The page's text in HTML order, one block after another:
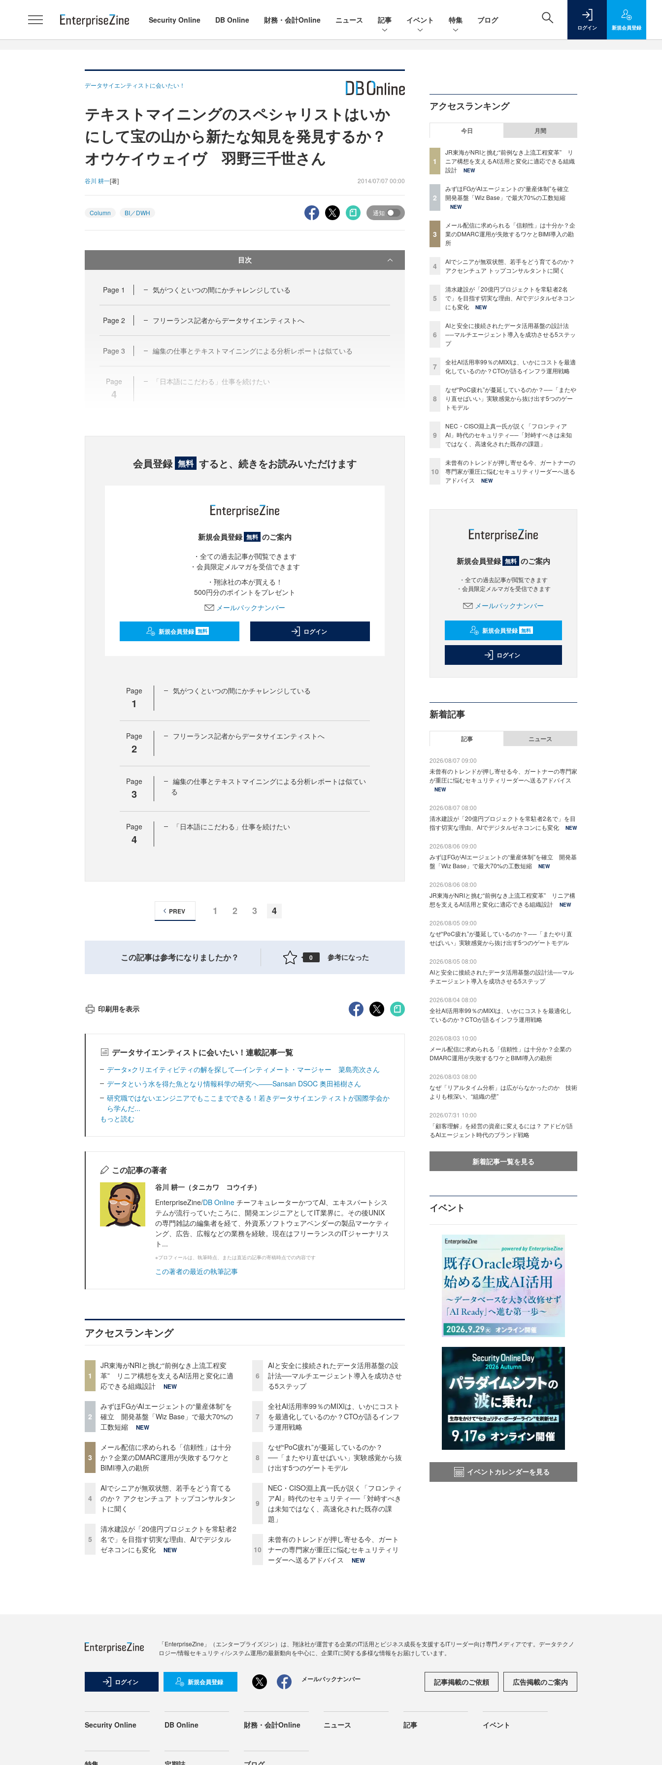
Security Online DB Online 財務・会計Online ニュース 記事 イベント 特集 ブログ
ログイン 新規会員登録
データサイエンティストに会いたい！
テキストマイニングのスペシャリストはいか
にして宝の山から新たな知見を発見するか？
オウケイウェイヴ 羽野三千世さん
谷川 耕一[著] 2014/07/07 00:00
Column BI／DWH 通知
目次
Page 1 気がつくといつの間にかチャレンジしている
Page 2 フリーランス記者からデータサイエンティストへ
Page 3 編集の仕事とテキストマイニングによる分析レポートは似ている
Page
4
「日本語にこだわる」仕事を続けたい
会員登録 無料 すると、続きをお読みいただけます
新規会員登録 無料 のご案内
・全ての過去記事が閲覧できます
・会員限定メルマガを受信できます
・翔泳社の本が買える！
500円分のポイントをプレゼント
メールバックナンバー
新規会員登録 無料 ログイン
Page
1
気がつくといつの間にかチャレンジしている
Page
2
フリーランス記者からデータサイエンティストへ
Page
3
編集の仕事とテキストマイニングによる分析レポートは似てい
る
Page
4
「日本語にこだわる」仕事を続けたい
1 2 3 4
PREV
この記事は参考になりましたか？ 0 参考になった
印刷用を表示
データサイエンティストに会いたい！連載記事一覧
データ×クリエイティビティの解を探して―インティメート・マージャー 簗島亮次さん
データという水を得た魚となり情報科学の研究へ――Sansan DSOC 奥田裕樹さん
研究職ではないエンジニアでもここまでできる！若きデータサイエンティストが国際学会か
ら学んだ...
もっと読む
この記事の著者
谷川 耕一（タニカワ コウイチ）
EnterpriseZine/DB Online チーフキュレーターかつてAI、エキスパートシス
テムが流行っていたころに、開発エンジニアとしてIT業界に。その後UNIX
の専門雑誌の編集者を経て、外資系ソフトウェアベンダーの製品マーケティ
ング、広告、広報などの業務を経験。現在はフリーランスのITジャーナリス
ト...
※プロフィールは、執筆時点、または直近の記事の寄稿時点での内容です
この著者の最近の執筆記事
アクセスランキング
1
JR東海がNRIと挑む“前例なき上流工程変
革” リニア構想を支えるAI活用と変化に適
応できる組織設計
NEW
2
みずほFGがAIエージェントの“量産体制”を
確立 開発基盤「Wiz Base」で最大70%の
工数短縮
NEW
3
メール配信に求められる「信頼性」は十分
か？企業のDMARC運用が失敗するワケと
BIMI導入の勘所
4
AIでシニアが無双状態、若手をどう育てる
のか？ アクセンチュア トップコンサルタン
トに聞く
5
清水建設が「20億円プロジェクトを常駐者2
名で」を目指す切実な理由、AIでデジタル
ゼネコンにも変化
NEW
6
AIと安全に接続されたデータ活用基盤の設
計法──マルチエージェント導入を成功させ
る5ステップ
7
全社AI活用率99％のMIXIは、いかにコスト
を最適化しているのか？CTOが語るインフ
ラ運用戦略
8
なぜ“PoC疲れ”が蔓延しているのか？
──「またやり直せばいい」実験感覚から抜
け出す5つのゲートモデル
9
NEC・CISO淵上真一氏が説く「フロンティ
アAI」時代のセキュリティ──「対峙すべき
は未知ではなく、高速化された既存の課
題」
10
未曾有のトレンドが押し寄せる今、ガート
ナーの専門家が重圧に悩むセキュリティリ
ーダーへ送るアドバイス
NEW
アクセスランキング
今日 月間
1
JR東海がNRIと挑む“前例なき上流工程変革” リ
ニア構想を支えるAI活用と変化に適応できる組織
設計
NEW
2
みずほFGがAIエージェントの“量産体制”を確立
開発基盤「Wiz Base」で最大70%の工数短縮
NEW
3
メール配信に求められる「信頼性」は十分か？企
業のDMARC運用が失敗するワケとBIMI導入の勘
所
4
AIでシニアが無双状態、若手をどう育てるのか？
アクセンチュア トップコンサルタントに聞く
5
清水建設が「20億円プロジェクトを常駐者2名
で」を目指す切実な理由、AIでデジタルゼネコン
にも変化
NEW
6
AIと安全に接続されたデータ活用基盤の設計法
──マルチエージェント導入を成功させる5ステッ
プ
7
全社AI活用率99％のMIXIは、いかにコストを最適
化しているのか？CTOが語るインフラ運用戦略
8
なぜ“PoC疲れ”が蔓延しているのか？──「またや
り直せばいい」実験感覚から抜け出す5つのゲー
トモデル
9
NEC・CISO淵上真一氏が説く「フロンティア
AI」時代のセキュリティ──「対峙すべきは未知
ではなく、高速化された既存の課題」
10
未曾有のトレンドが押し寄せる今、ガートナーの
専門家が重圧に悩むセキュリティリーダーへ送る
アドバイス
NEW
新規会員登録 無料 のご案内
・全ての過去記事が閲覧できます
・会員限定メルマガを受信できます
メールバックナンバー
新規会員登録 無料
ログイン
新着記事
記事 ニュース
2026/08/07 09:00
未曾有のトレンドが押し寄せる今、ガートナーの専門家
が重圧に悩むセキュリティリーダーへ送るアドバイス
NEW
2026/08/07 08:00
清水建設が「20億円プロジェクトを常駐者2名で」を目
指す切実な理由、AIでデジタルゼネコンにも変化
NEW
2026/08/06 09:00
みずほFGがAIエージェントの“量産体制”を確立 開発基
盤「Wiz Base」で最大70%の工数短縮
NEW
2026/08/06 08:00
JR東海がNRIと挑む“前例なき上流工程変革” リニア構
想を支えるAI活用と変化に適応できる組織設計
NEW
2026/08/05 09:00
なぜ“PoC疲れ”が蔓延しているのか？──「またやり直
せばいい」実験感覚から抜け出す5つのゲートモデル
2026/08/05 08:00
AIと安全に接続されたデータ活用基盤の設計法──マル
チエージェント導入を成功させる5ステップ
2026/08/04 08:00
全社AI活用率99％のMIXIは、いかにコストを最適化し
ているのか？CTOが語るインフラ運用戦略
2026/08/03 10:00
メール配信に求められる「信頼性」は十分か？企業の
DMARC運用が失敗するワケとBIMI導入の勘所
2026/08/03 08:00
なぜ「リアルタイム分析」は広がらなかったのか 技術
よりも根深い、“組織の壁”
2026/07/31 10:00
「顧客理解」を経営の資産に変えるには？ アドビが語
るAIエージェント時代のブランド戦略
新着記事一覧を見る
イベント
イベントカレンダーを見る
「EnterpriseZine」（エンタープライズジン）は、翔泳社が運営する企業のIT活用とビジネス成長を支援するITリーダー向け専門メディアです。データテクノ
ロジー/情報セキュリティ/システム運用の最新動向を中心に、企業ITに関する多様な情報をお届けしています。
ログイン 新規会員登録 メールバックナンバー 記事掲載のご依頼 広告掲載のご案内
Security Online DB Online 財務・会計Online ニュース 記事 イベント